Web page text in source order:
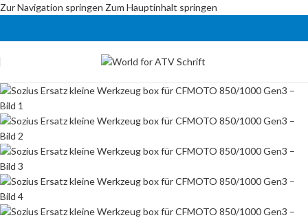
Zur Navigation springen Zum Hauptinhalt springen